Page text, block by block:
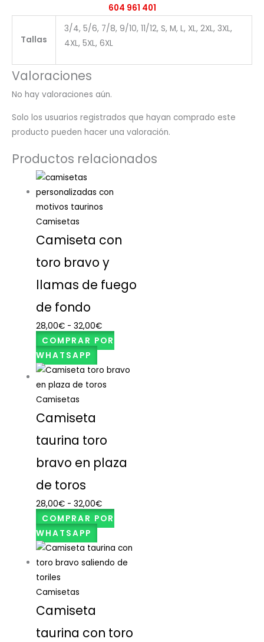
604 961 401
Tallas
3/4, 5/6, 7/8, 9/10, 11/12, S, M, L, XL, 2XL, 3XL,
4XL, 5XL, 6XL
Valoraciones
No hay valoraciones aún.
Solo los usuarios registrados que hayan comprado este
producto pueden hacer una valoración.
Productos relacionados
Camisetas
Camiseta con
toro bravo y
llamas de fuego
de fondo
28,00€ - 32,00€
COMPRAR POR
WHATSAPP
Camisetas
Camiseta
taurina toro
bravo en plaza
de toros
28,00€ - 32,00€
COMPRAR POR
WHATSAPP
Camisetas
Camiseta
taurina con toro